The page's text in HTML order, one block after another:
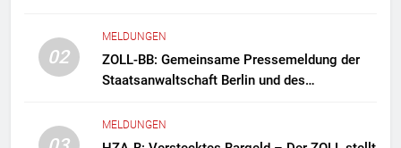
02
MELDUNGEN
ZOLL-BB: Gemeinsame Pressemeldung der
Staatsanwaltschaft Berlin und des
Zollfahndung hebt mutmaßliches
Drogenlabor aus
MELDUNGEN